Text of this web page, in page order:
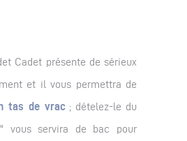
Cadet présente de sérieux
et il vous permettra de
tas de vrac; dételez-le du
vous servira de bac pour